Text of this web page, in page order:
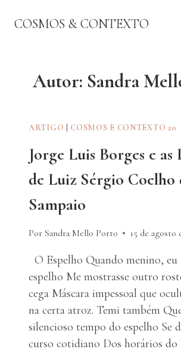
paraCOSMOS & CONTEXTO
Autor: Sandra
ARTIGO COSMOS E CONTEXTO 20
Jorge Luis Borges e as
de Luiz Sérgio Coelho
Sampaio
Por Sandra Mello Porto 15 de agosto
O Espelho Quando menino, eu
espelho Me mostrasse outro
cega Máscara impessoal que
na certa atroz. Temi também
silencioso tempo do espelho Se
curso cotidiano Dos horários do